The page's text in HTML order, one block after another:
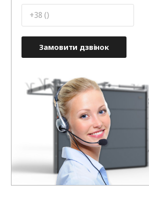
Замовити дзвінок